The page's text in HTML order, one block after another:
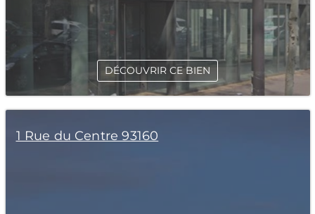
DÉCOUVRIR CE BIEN
1 Rue du Centre 93160